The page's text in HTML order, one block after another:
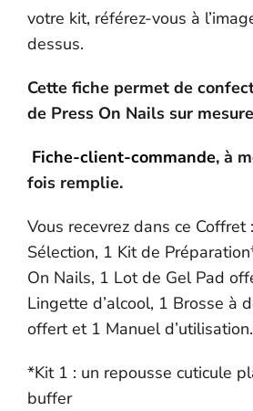
votre kit, référez-vous à
dessus.
Cette fiche permet de
de Press On Nails sur
Fiche-client-commande, à
fois remplie.
Vous recevrez dans ce Coffret
Sélection, 1 Kit de
On Nails, 1 Lot de Gel Pad
Lingette d’alcool, 1 Brosse à
offert et 1 Manuel d’utilisation.
*Kit 1 : un repousse cuticule
buffer